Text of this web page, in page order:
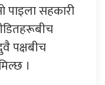
पाइला सहकारी
पक्षबीच
।